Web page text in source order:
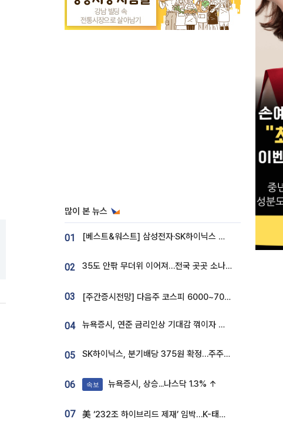
많이 본 뉴스
01 [베스트&워스트] 삼성전자·SK하이닉스 밀린 한 주…상상인증권은 85% 급등
02 35도 안팎 무더위 이어져…전국 곳곳 소나기 [오늘 날씨]
03 [주간증시전망] 다음주 코스피 6000~7000⋯“外人 수급은 정책이 변수”
04 뉴욕증시, 연준 금리인상 기대감 꺾이자 상승...S&P500 사상 최고치 [종합]
05 SK하이닉스, 분기배당 375원 확정…주주환원책 9월로 앞당겨 발표
06 속보 뉴욕증시, 상승...나스닥 1.3% ↑
07 美 ‘232조 하이브리드 제재’ 임박…K-태양광, 불확실성 털고 날개 다나